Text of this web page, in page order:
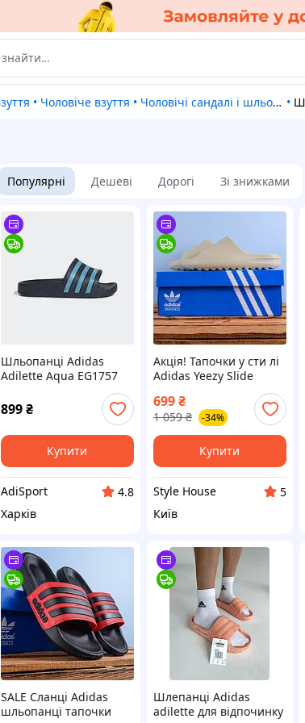
Взуття • Чоловіче взуття • Чоловічі сандалі і шльопанці •
Популярні Дешеві Дорогі Зі знижками
Шльопанці Adidas
Adilette Aqua EG1757
899₴
Купити
AdiSport
4.8
Харків
Акція! Тапочки у сти лі
Adidas Yeezy Slide
шльопанці сланці хакі
41(26 см)
699₴
1 059 ₴ -34%
Купити
Style House
5
Київ
SALE Сланці Adidas
шльопанці тапочки
Шлепанці Adidas
adilette для відпочинку